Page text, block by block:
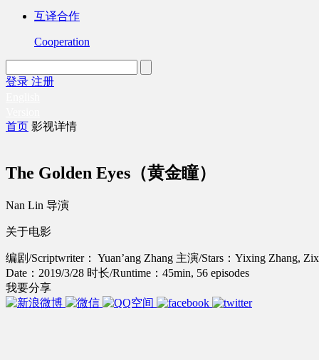
互译合作
Cooperation
登录 注册
首页 影视详情
The Golden Eyes（黄金瞳）
Nan Lin 导演
关于电影
编剧/Scriptwriter： Yuan’ang Zhang 主演/Stars：Yixing Zhang,
Date：2019/3/28 时长/Runtime：45min, 56 episodes
我要分享